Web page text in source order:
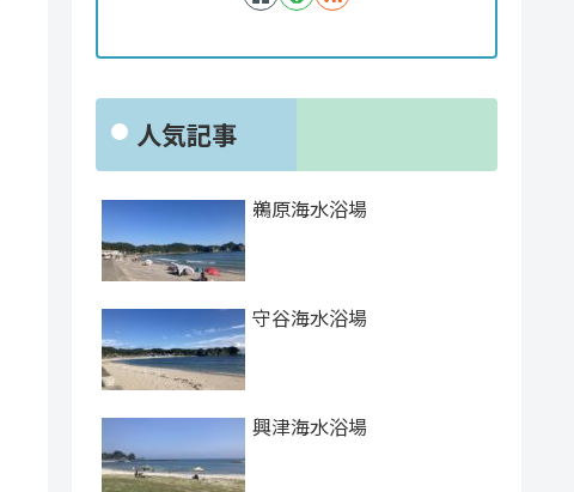
人気記事
鵜原海水浴場
守谷海水浴場
興津海水浴場